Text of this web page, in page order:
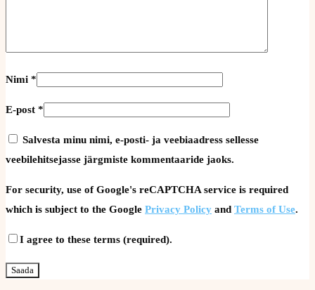
Nimi *
E-post *
Salvesta minu nimi, e-posti- ja veebiaadress sellesse
veebilehitsejasse järgmiste kommentaaride jaoks.
For security, use of Google's reCAPTCHA service is required
which is subject to the Google Privacy Policy and Terms of Use.
I agree to these terms (required).